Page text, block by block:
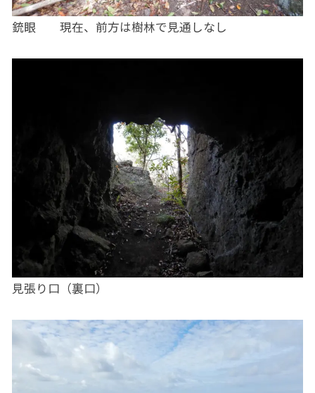
銃眼 現在、前方は樹林で見通しなし
見張り口（裏口）